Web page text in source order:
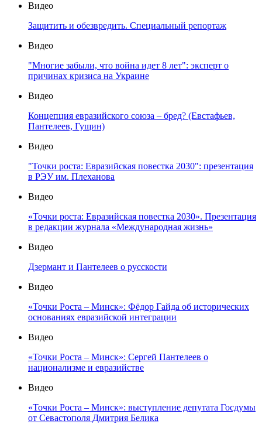
Видео
Защитить и обезвредить. Специальный репортаж
Видео
"Многие забыли, что война идет 8 лет": эксперт о
причинах кризиса на Украине
Видео
Концепция евразийского союза – бред? (Евстафьев,
Пантелеев, Гущин)
Видео
"Точки роста: Евразийская повестка 2030": презентация
в РЭУ им. Плеханова
Видео
«Точки роста: Евразийская повестка 2030». Презентация
в редакции журнала «Международная жизнь»
Видео
Дзермант и Пантелеев о русскости
Видео
«Точки Роста – Минск»: Фёдор Гайда об исторических
основаниях евразийской интеграции
Видео
«Точки Роста – Минск»: Сергей Пантелеев о
национализме и евразийстве
Видео
«Точки Роста – Минск»: выступление депутата Госдумы
от Севастополя Дмитрия Белика